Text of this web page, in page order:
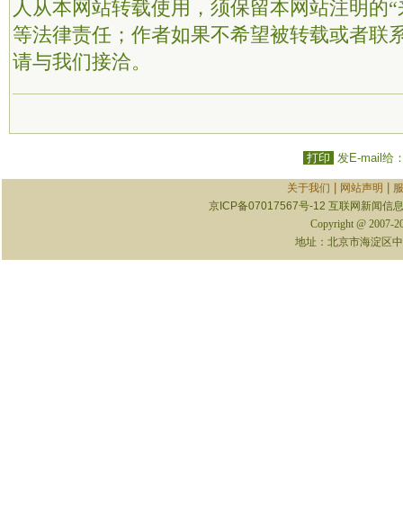
人从本网站转载使用，须保留本网站注明的
等法律责任；作者如果不希望被转载或者联
请与我们接洽。
打印 发E-mail给
关于我们 网站声明
京ICP备07017567号-12 互联网新闻信
Copyright @ 2007-
地址：北京市海淀区